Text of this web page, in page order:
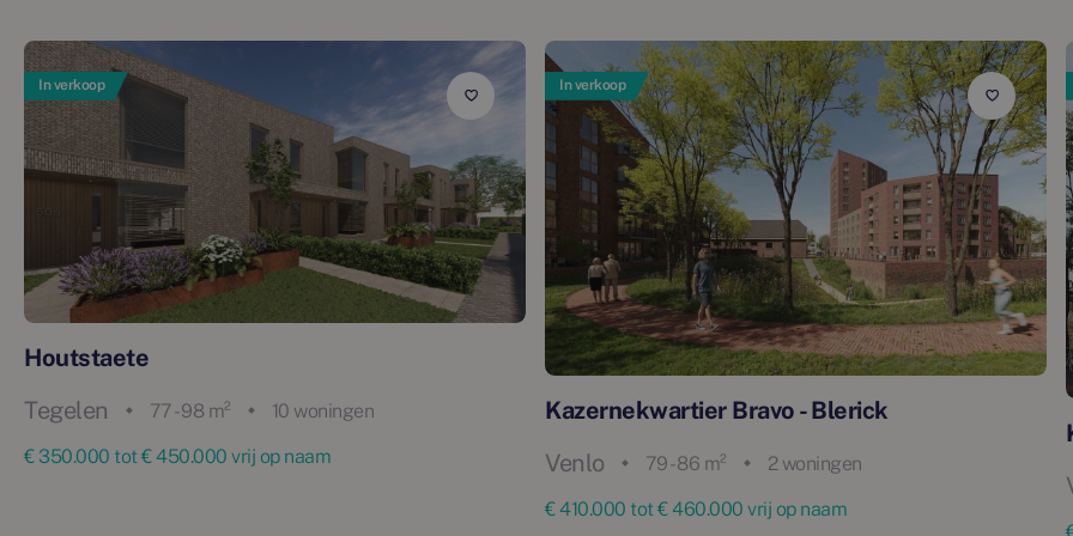
In verkoop
Houtstaete
Tegelen
77 - 98 m²
10 woningen
€ 350.000 tot € 450.000 vrij op naam
In verkoop
Kazernekwartier Bravo - Blerick
Venlo
79 - 86 m²
2 woningen
€ 410.000 tot € 460.000 vrij op naam